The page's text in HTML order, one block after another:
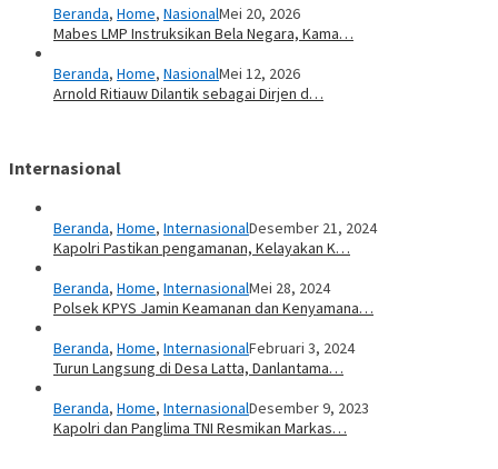
Beranda, Home, NasionalMei 20, 2026
Mabes LMP Instruksikan Bela Negara, Kama…
Beranda, Home, NasionalMei 12, 2026
Arnold Ritiauw Dilantik sebagai Dirjen d…
Internasional
Beranda, Home, InternasionalDesember 21, 2024
Kapolri Pastikan pengamanan, Kelayakan K…
Beranda, Home, InternasionalMei 28, 2024
Polsek KPYS Jamin Keamanan dan Kenyamana…
Beranda, Home, InternasionalFebruari 3, 2024
Turun Langsung di Desa Latta, Danlantama…
Beranda, Home, InternasionalDesember 9, 2023
Kapolri dan Panglima TNI Resmikan Markas…